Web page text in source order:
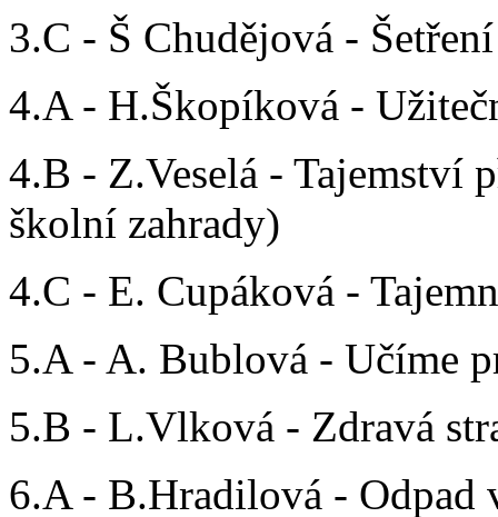
3.C - Š Chudějová -
4.A - H.Škopíková -
4.B - Z.Veselá - Tajemství
školní zahrady)
4.C - E. Cupáková -
5.A - A. Bublová - Učíme
5.B - L.Vlková - Zdravá
6.A - B.Hradilová - Odpad